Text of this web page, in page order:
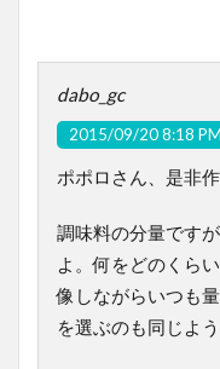
dabo_gc
2015/09/20 8:18 PM
ポポロさん、是非
調味料の分量です
よ。何をどのくら
像しながらいつも
を選ぶのも同じよ